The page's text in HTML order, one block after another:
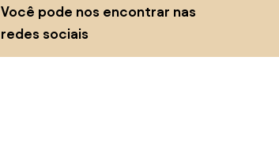
Você pode nos encontrar nas
redes sociais